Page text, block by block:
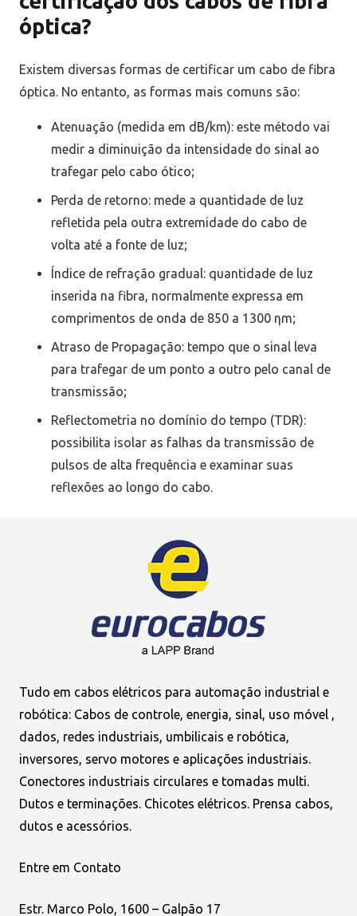
óptica?
Existem diversas formas de certificar um cabo de fibra
óptica. No entanto, as formas mais comuns são:
Atenuação (medida em dB/km): este método vai
medir a diminuição da intensidade do sinal ao
trafegar pelo cabo ótico;
Perda de retorno: mede a quantidade de luz
refletida pela outra extremidade do cabo de
volta até a fonte de luz;
Índice de refração gradual: quantidade de luz
inserida na fibra, normalmente expressa em
comprimentos de onda de 850 a 1300 ηm;
Atraso de Propagação: tempo que o sinal leva
para trafegar de um ponto a outro pelo canal de
transmissão;
Reflectometria no domínio do tempo (TDR):
possibilita isolar as falhas da transmissão de
pulsos de alta frequência e examinar suas
reflexões ao longo do cabo.
Tudo em cabos elétricos para automação industrial e
robótica: Cabos de controle, energia, sinal, uso móvel ,
dados, redes industriais, umbilicais e robótica,
inversores, servo motores e aplicações industriais.
Conectores industriais circulares e tomadas multi.
Dutos e terminações. Chicotes elétricos. Prensa cabos,
dutos e acessórios.
Entre em Contato
Estr. Marco Polo, 1600 – Galpão 17